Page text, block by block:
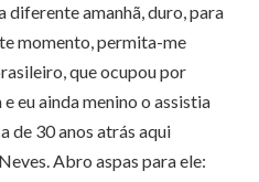
diferente amanhã, duro, para
momento, permita-me
que ocupou por
eu ainda menino o assistia
de 30 anos atrás aqui
Abro aspas para ele: